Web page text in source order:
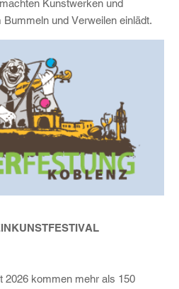
Kunstwerken und
und Verweilen einlädt.
2026 kommen mehr als 150